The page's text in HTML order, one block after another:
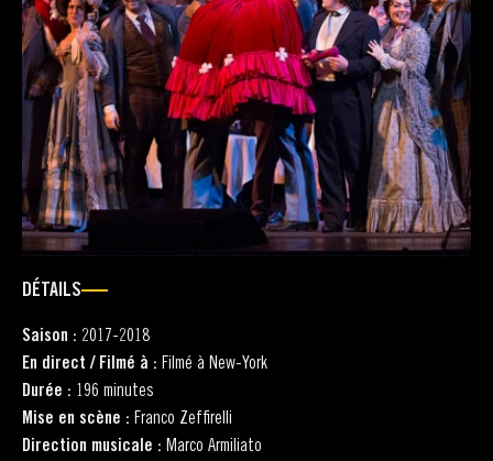
DÉTAILS
Saison : 2017-2018
En direct / Filmé à : Filmé à New-York
Durée : 196 minutes
Mise en scène : Franco Zeffirelli
Direction musicale : Marco Armiliato